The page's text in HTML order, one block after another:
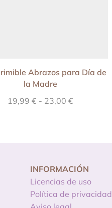
Abrazos para Día de
la Madre
19,99 € - 23,00 €
INFORMACIÓN
Licencias de uso
Política de privacidad